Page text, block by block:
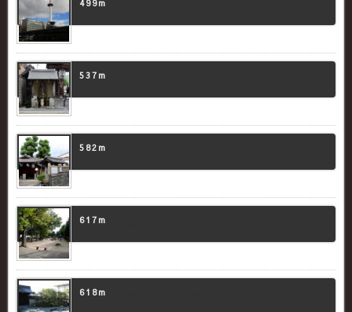
499m
537m
582m
617m
618m